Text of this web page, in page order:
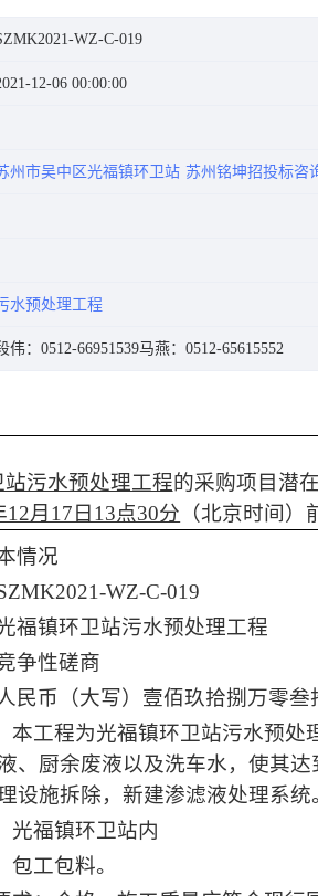
WZ-C-019
12-06 00:00:00
州市吴中区光福镇环卫站 苏州铭坤招投标咨
水预处理工程
伟：0512-66951539马燕：0512-65615552
污水预处理工程的采购项目潜
12月17日13点30分 （北京时间
情况
WZ-C-019
福镇环卫站污水预处理工程
争性磋商
民币（大写）壹佰玖拾捌万零
本工程为光福镇环卫站污水预处
、 厨余废液以及洗车水，使其
设施拆除，新建渗滤液处理系统
光福镇环卫站内
包工包料。